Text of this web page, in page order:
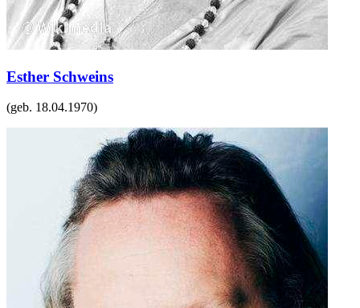
Esther Schweins
(geb. 18.04.1970)